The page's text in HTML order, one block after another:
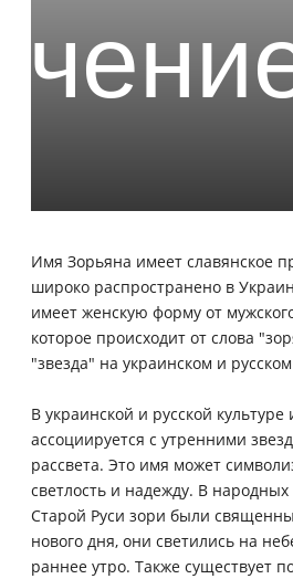
Имя Зорьяна имеет славянское
широко распространено в
имеет женскую форму от
которое происходит от слова
"звезда" на украинском и
В украинской и русской
ассоциируется с утренними
рассвета. Это имя может
светлость и надежду. В
Старой Руси зори были
нового дня, они светились на
раннее утро. Также существует